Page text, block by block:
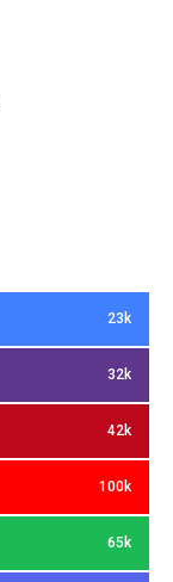
23k
32k
42k
100k
65k